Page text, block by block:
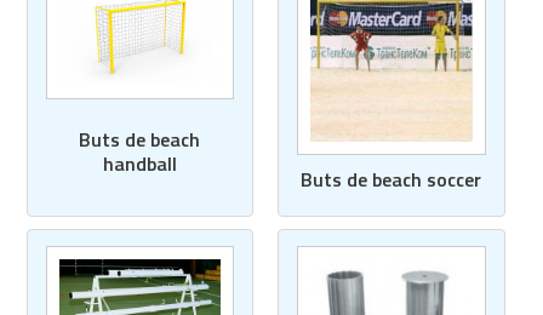
Buts de beach
handball
Buts de beach soccer